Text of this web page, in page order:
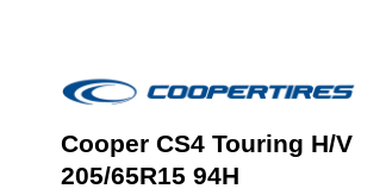
Cooper CS4 Touring H/V
205/65R15 94H